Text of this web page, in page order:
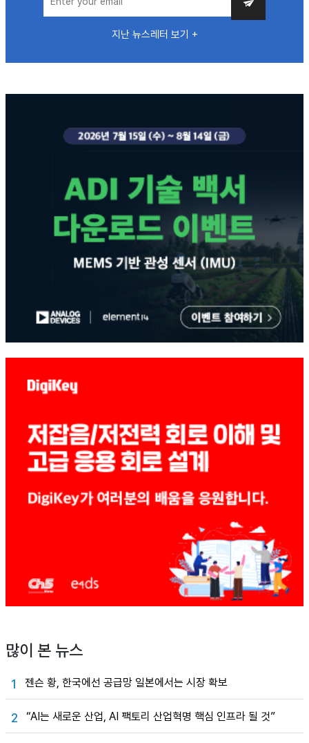
지난 뉴스레터 보기 +
많이 본 뉴스
1 젠슨 황, 한국에선 공급망 일본에서는 시장 확보
2 “AI는 새로운 산업, AI 팩토리 산업혁명 핵심 인프라 될 것”